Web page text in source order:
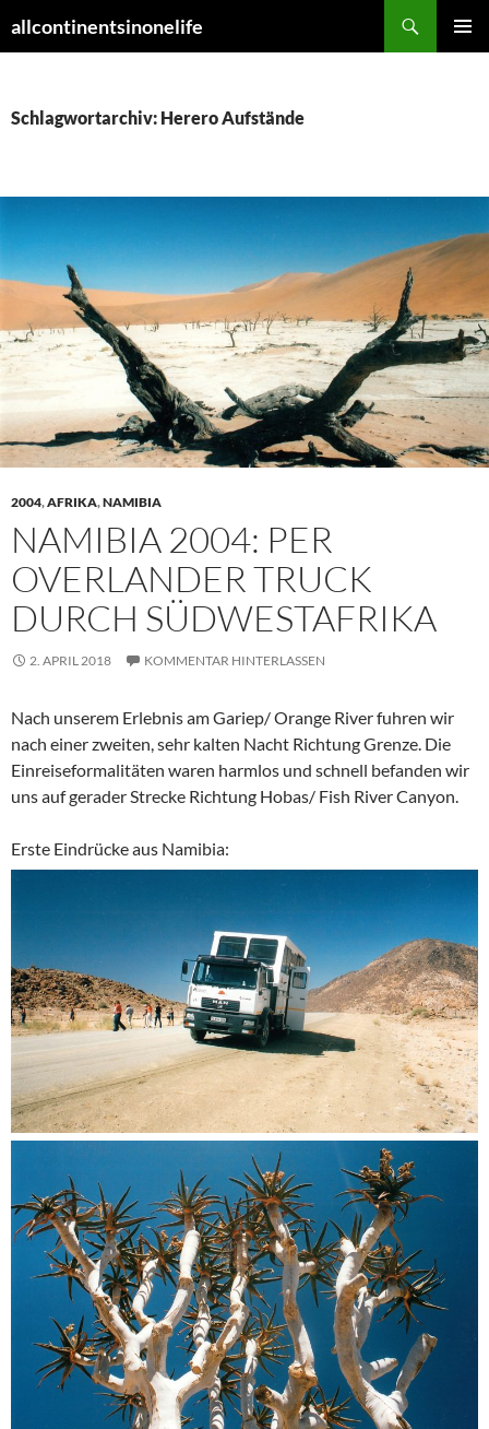
Inhalt
allcontinentsinonelife
Schlagwortarchiv: Herero Aufstände
2004,AFRIKA,NAMIBIA
NAMIBIA 2004: PER
OVERLANDER TRUCK
DURCH SÜDWESTAFRIKA
2. APRIL 2018 KOMMENTAR HINTERLASSEN
Nach unserem Erlebnis am Gariep/ Orange River fuhren wir
nach einer zweiten, sehr kalten Nacht Richtung Grenze. Die
Einreiseformalitäten waren harmlos und schnell befanden wir
uns auf gerader Strecke Richtung Hobas/ Fish River Canyon.
Erste Eindrücke aus Namibia: